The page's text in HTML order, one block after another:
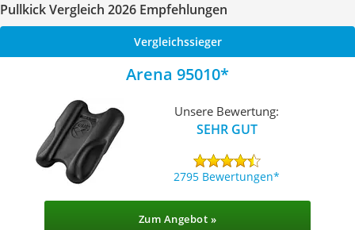
Pullkick Vergleich 2026 Empfehlungen
Vergleichssieger
Arena 95010
Unsere Bewertung:
SEHR GUT
2795 Bewertungen
Zum Angebot »